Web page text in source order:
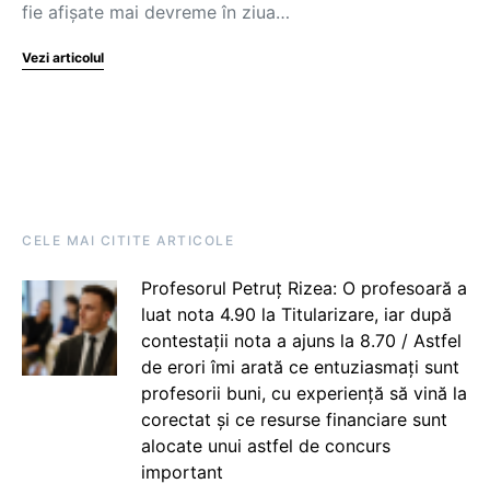
fie afișate mai devreme în ziua…
Vezi articolul
CELE MAI CITITE ARTICOLE
Profesorul Petruț Rizea: O profesoară a
luat nota 4.90 la Titularizare, iar după
contestații nota a ajuns la 8.70 / Astfel
de erori îmi arată ce entuziasmați sunt
profesorii buni, cu experiență să vină la
corectat și ce resurse financiare sunt
alocate unui astfel de concurs
important